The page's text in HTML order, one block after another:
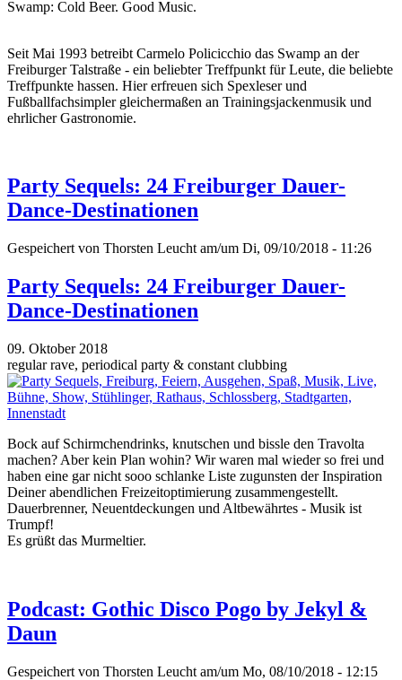
Swamp: Cold Beer. Good Music.
Seit Mai 1993 betreibt Carmelo Policicchio das Swamp an der
Freiburger Talstraße - ein beliebter Treffpunkt für Leute, die beliebte
Treffpunkte hassen. Hier erfreuen sich Spexleser und
Fußballfachsimpler gleichermaßen an Trainingsjackenmusik und
ehrlicher Gastronomie.
Party Sequels: 24 Freiburger Dauer-
Dance-Destinationen
Gespeichert von Thorsten Leucht am/um Di, 09/10/2018 - 11:26
Party Sequels: 24 Freiburger Dauer-
Dance-Destinationen
09. Oktober 2018
regular rave, periodical party & constant clubbing
Bock auf Schirmchendrinks, knutschen und bissle den Travolta
machen? Aber kein Plan wohin? Wir waren mal wieder so frei und
haben eine gar nicht sooo schlanke Liste zugunsten der Inspiration
Deiner abendlichen Freizeitoptimierung zusammengestellt.
Dauerbrenner, Neuentdeckungen und Altbewährtes - Musik ist
Trumpf!
Es grüßt das Murmeltier.
Podcast: Gothic Disco Pogo by Jekyl &
Daun
Gespeichert von Thorsten Leucht am/um Mo, 08/10/2018 - 12:15